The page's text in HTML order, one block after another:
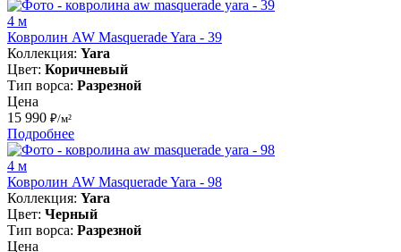
4 м
Ковролин AW Masquerade Yara - 39
Коллекция: Yara
Цвет: Коричневый
Тип ворса: Разрезной
Цена
15 990 ₽/м²
Подробнее
4 м
Ковролин AW Masquerade Yara - 98
Коллекция: Yara
Цвет: Черный
Тип ворса: Разрезной
Цена